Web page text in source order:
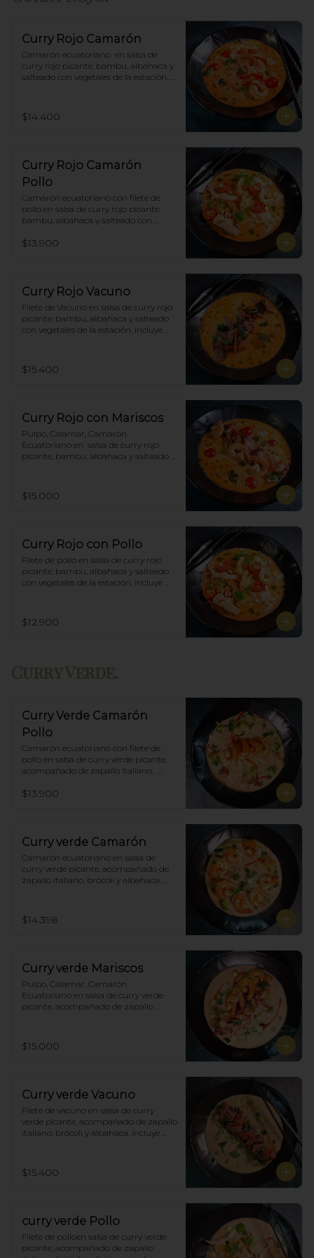
Curry Rojo Camarón
Camarón ecuatoriano  en salsa de
curry rojo picante, bambu, albahaca y
salteado con vegetales de la estación,
$14.400
Curry Rojo Camarón
Pollo
Camarón ecuatoriano con filete de
pollo en salsa de curry rojo picante,
bambu, albahaca y salteado con
porción de arroz blanco.
$13.900
Curry Rojo Vacuno
Filete de Vacuno en salsa de curry rojo
picante, bambu, albahaca y salteado
con vegetales de la estación, incluye
$15.400
Curry Rojo con Mariscos
Pulpo, Calamar, Camarón
Ecuatoriano en  salsa de curry rojo
picante, bambu, albahaca y salteado
$15.000
Curry Rojo con Pollo
Filete de pollo en salsa de curry rojo
picante, bambu, albahaca y salteado
con vegetales de la estación, incluye
$12.900
Curry Verde.
Curry Verde Camarón
Pollo
Camarón ecuatoriano con filete de
pollo en salsa de curry verde picante,
acompañado de zapallo italiano,
arroz blanco.
$13.900
Curry verde Camarón
Camarón ecuatoriano en salsa de
curry verde picante, acompañado de
zapallo italiano, brócoli y albahaca,
$14.398
Curry verde Mariscos
Pulpo, Calamar, Camarón
Ecuatoriano en salsa de curry verde
picante, acompañado de zapallo
$15.000
Curry verde Vacuno
Filete de vacuno en salsa de curry
verde picante, acompañado de zapallo
italiano, brócoli y albahaca, incluye
$15.400
curry verde Pollo
Filete de polloen salsa de curry verde
picante, acompañado de zapallo